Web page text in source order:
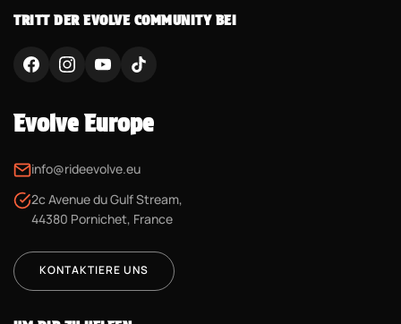
TRITT DER EVOLVE COMMUNITY BEI
Evolve Europe
info@rideevolve.eu
2c Avenue du Gulf Stream,
44380 Pornichet, France
KONTAKTIERE UNS